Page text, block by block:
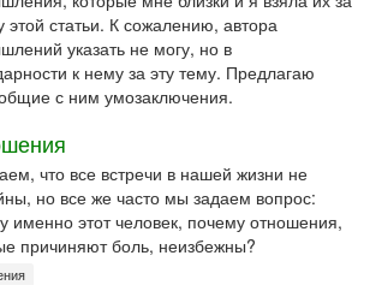
этой статьи. К сожалению, автора
указать не могу, но в
к нему за эту тему. Предлагаю
с ним умозаключения.
что все встречи в нашей жизни не
но все же часто мы задаем вопрос:
именно этот человек, почему отношения,
причиняют боль, неизбежны?